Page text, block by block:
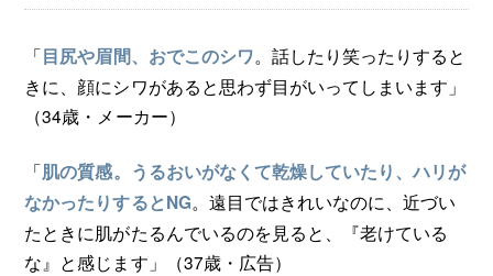
「目尻や眉間、おでこのシワ。話したり笑ったりすると
きに、顔にシワがあると思わず目がいってしまいます」
（34歳・メーカー）
「肌の質感。うるおいがなくて乾燥していたり、ハリが
なかったりするとNG。遠目ではきれいなのに、近づい
たときに肌がたるんでいるのを見ると、『老けている
な』と感じます」（37歳・広告）